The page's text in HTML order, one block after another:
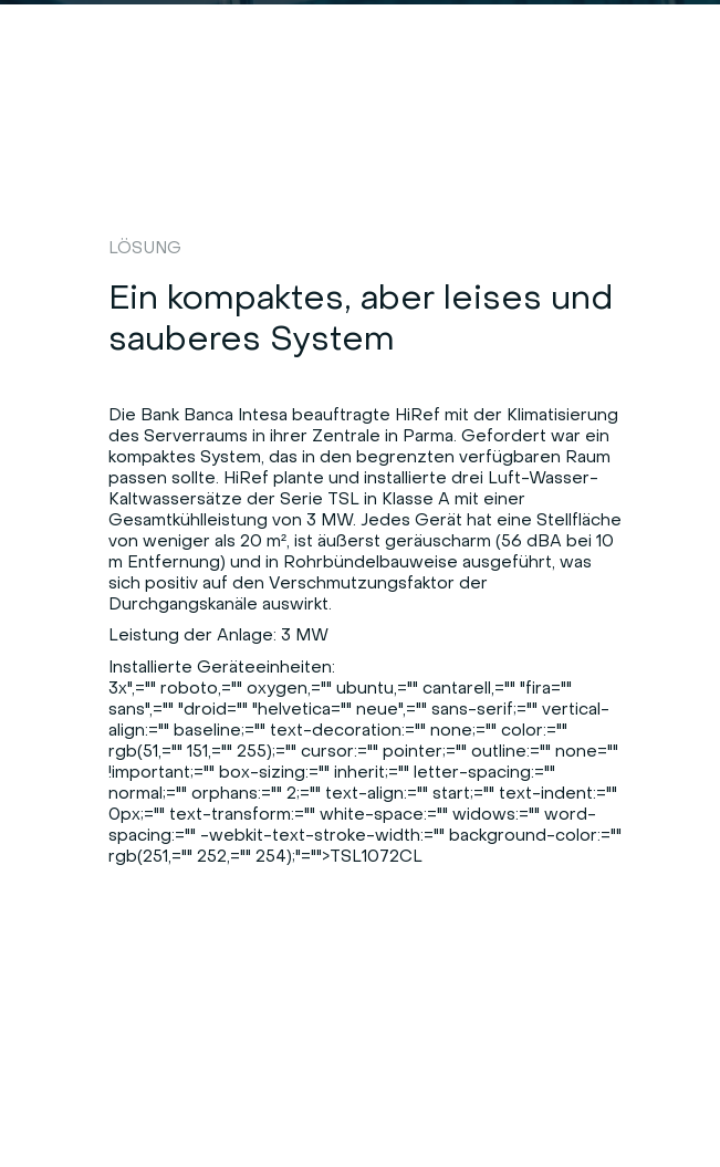
LÖSUNG
Ein kompaktes, aber leises und
sauberes System
Die Bank Banca Intesa beauftragte HiRef mit der Klimatisierung
des Serverraums in ihrer Zentrale in Parma. Gefordert war ein
kompaktes System, das in den begrenzten verfügbaren Raum
passen sollte. HiRef plante und installierte drei Luft-Wasser-
Kaltwassersätze der Serie TSL in Klasse A mit einer
Gesamtkühlleistung von 3 MW. Jedes Gerät hat eine Stellfläche
von weniger als 20 m², ist äußerst geräuscharm (56 dBA bei 10
m Entfernung) und in Rohrbündelbauweise ausgeführt, was
sich positiv auf den Verschmutzungsfaktor der
Durchgangskanäle auswirkt.
Leistung der Anlage: 3 MW
Installierte Geräteeinheiten:
3x",="" roboto,="" oxygen,="" ubuntu,="" cantarell,="" "fira=""
sans",="" "droid="" "helvetica="" neue",="" sans-serif;="" vertical-
align:="" baseline;="" text-decoration:="" none;="" color:=""
rgb(51,="" 151,="" 255);="" cursor:="" pointer;="" outline:="" none=""
!important;="" box-sizing:="" inherit;="" letter-spacing:=""
normal;="" orphans:="" 2;="" text-align:="" start;="" text-indent:=""
0px;="" text-transform:="" white-space:="" widows:="" word-
spacing:="" -webkit-text-stroke-width:="" background-color:=""
rgb(251,="" 252,="" 254);"="">TSL1072CL